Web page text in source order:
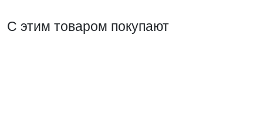
С этим товаром покупают